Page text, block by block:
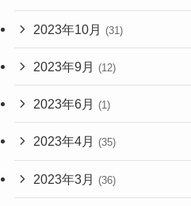
2023年10月 (31)
2023年9月 (12)
2023年6月 (1)
2023年4月 (35)
2023年3月 (36)